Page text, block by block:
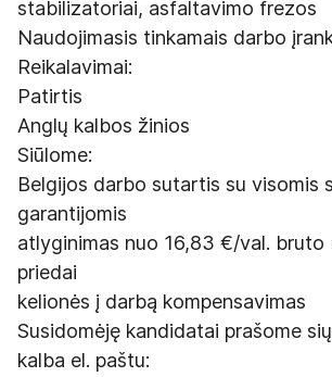
stabilizatoriai, asfaltavimo frezos
Naudojimasis tinkamais darbo
Reikalavimai:
Patirtis
Anglų kalbos žinios
Siūlome:
Belgijos darbo sutartis su visomis
garantijomis
atlyginimas nuo 16,83 €/val. bruto
priedai
kelionės į darbą kompensavimas
Susidomėję kandidatai prašome
kalba el. paštu: